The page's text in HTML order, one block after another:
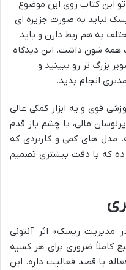
این کتاب روی این موضوع
نباید به صورت جزیره ای
به هم ربط دارن و باید
همه شون داشت. این دیدگاه
بزرگ تر رو ببینید و
انجام بدید.
قوی و یه ابزار کمکی عالی
مالی، با چشم باز قدم
مدل های کمی و کاربردی که
ده که با دقت بیشتری تصمیم
ریسک» اثر آنتونی
کاملاً ضروری برای هر کسیه
یا قصد فعالیت داره. این